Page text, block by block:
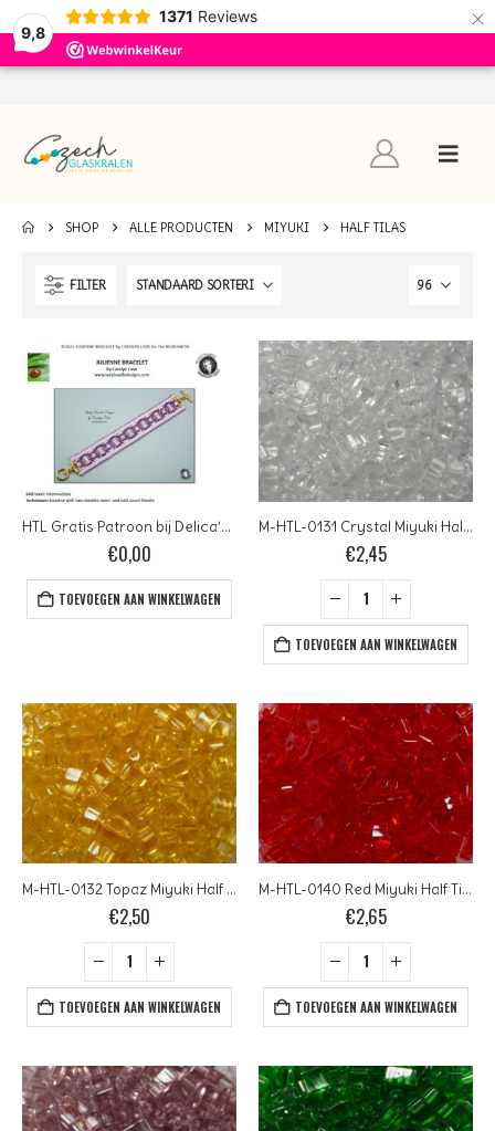
9,8
1371 Reviews ×
SHOP ALLE PRODUCTEN MIYUKI HALF TILAS
FILTER
HTL Gratis Patroon bij Delica’s 11/0, Tila’s, Half Tila’s of Quarter Tila’s: Julienne Bracelet
€0,00
TOEVOEGEN AAN WINKELWAGEN
M-HTL-0131 Crystal Miyuki Half Tila Beads 5×2,3 mm
€2,45
TOEVOEGEN AAN WINKELWAGEN
M-HTL-0132 Topaz Miyuki Half Tila Beads 5×2,3 mm
€2,50
TOEVOEGEN AAN WINKELWAGEN
M-HTL-0140 Red Miyuki Half Tila Beads 5×2,3 mm
€2,65
TOEVOEGEN AAN WINKELWAGEN